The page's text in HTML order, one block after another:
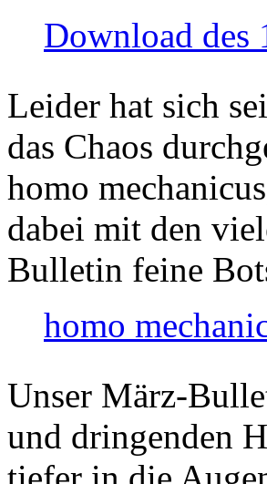
Download des
Leider hat sich
das Chaos
homo
dabei mit den
Bulletin feine
homo
Unser März-
und dringenden